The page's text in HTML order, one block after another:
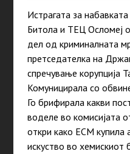
Истрагата за
Битола и ТЕЦ Осломеј
дел од криминалната
претседателка на
спречување корупција
Комуницирала со
Го брифирала какви
воделе во комисијата
откри како ЕСМ
искуство во хемискиот